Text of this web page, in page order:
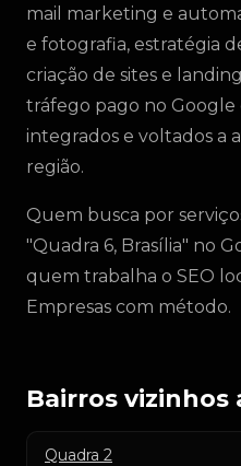
mail marketing e
e fotografia, estratégia
criação de sites e
tráfego pago no Google
integrados e voltados a
região.
Quem busca por
"Quadra 6, Brasília" no
quem trabalha o SEO
Empresas com método.
Bairros vizinhos
Quadra 2